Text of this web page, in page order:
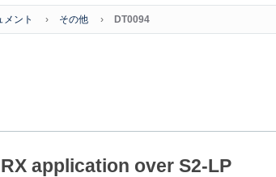
メント その他 DT0094
application over S2-LP